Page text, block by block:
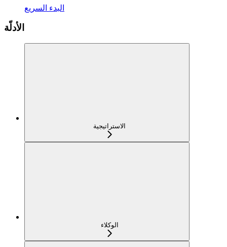
البدء السريع
الأدلّة
الاستراتيجية
الوكلاء